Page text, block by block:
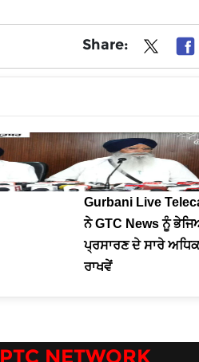
Share:
Gurbani Live
ਨੇ GTC News ਨੂੰ
ਪ੍ਰਸਾਰਣ ਦੇ ਸਾਰੇ
ਰਾਖਵੇਂ
PTC NETWORK